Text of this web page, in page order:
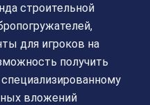
строительной
для игроков на
получить
вложений